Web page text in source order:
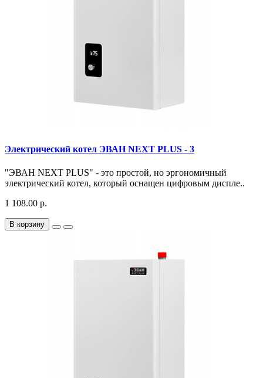
Электрический котел ЭВАН NEXT PLUS - 3
"ЭВАН NEXT PLUS" - это простой, но эргономичный
электрический котел, который оснащен цифровым диспле..
1 108.00 р.
В корзину